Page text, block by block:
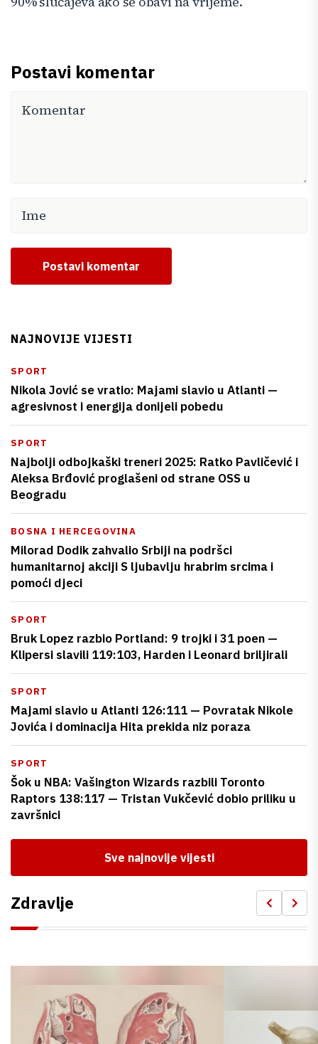
Postavi komentar
Postavi komentar
NAJNOVIJE VIJESTI
SPORT
Nikola Jović se vratio: Majami slavio u Atlanti —
agresivnost i energija donijeli pobedu
SPORT
Najbolji odbojkaški treneri 2025: Ratko Pavličević i
Aleksa Brđović proglašeni od strane OSS u
Beogradu
BOSNA I HERCEGOVINA
Milorad Dodik zahvalio Srbiji na podršci
humanitarnoj akciji S ljubavlju hrabrim srcima i
pomoći djeci
SPORT
Bruk Lopez razbio Portland: 9 trojki i 31 poen —
Klipersi slavili 119:103, Harden i Leonard briljirali
SPORT
Majami slavio u Atlanti 126:111 — Povratak Nikole
Jovića i dominacija Hita prekida niz poraza
SPORT
Šok u NBA: Vašington Wizards razbili Toronto
Raptors 138:117 — Tristan Vukčević dobio priliku u
završnici
Sve najnovije vijesti
Zdravlje